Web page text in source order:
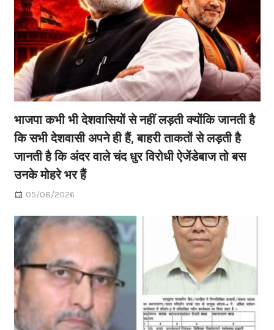
भाजपा कभी भी देशवासियों से नहीं लड़ती क्योंकि जानती है
कि सभी देशवासी अपने ही हैं, बाहरी ताकतों से लड़ती है
जानती है कि अंदर वाले चंद धुर विरोधी ऐजेंडेबाज तो बस
उनके मोहरे भर हैं
05/08/2026